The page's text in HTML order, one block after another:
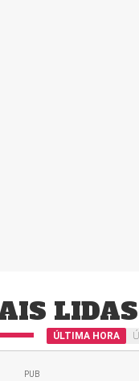
LIDAS
ÚLTIMA HORA